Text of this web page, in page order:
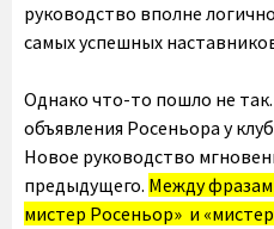
руководство вполне
самых успешных
Однако что-то пошло не
объявления Росеньора у
Новое руководство
предыдущего. Между
мистер Росеньор» и